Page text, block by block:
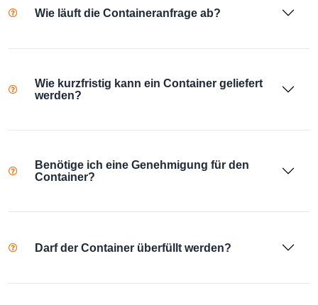
Wie läuft die Containeranfrage ab?
Wie kurzfristig kann ein Container geliefert
werden?
Benötige ich eine Genehmigung für den
Container?
Darf der Container überfüllt werden?